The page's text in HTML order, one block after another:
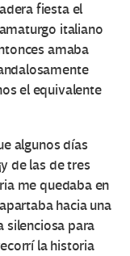
fiesta el
italiano
amaba
el equivalente
algunos días
de las de tres
me quedaba en
hacia una
silenciosa para
la historia